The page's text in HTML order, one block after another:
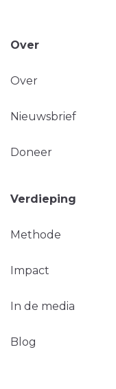
Over
Over
Nieuwsbrief
Doneer
Verdieping
Methode
Impact
In de media
Blog